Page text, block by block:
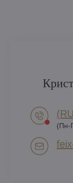
(Пн-